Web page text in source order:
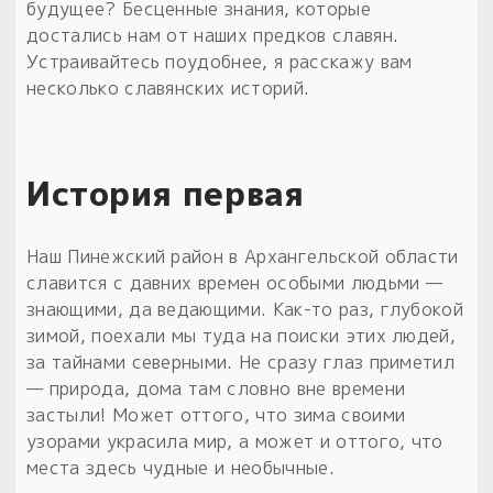
Обрядовые предметы
Расходные материалы
Об авторе и издательстве
Наборы для книг
Гадание он-лайн
Приложение для гадания
Предметы
Магические наборы
С чего начать?
Новые книги
в лавке!
«Резы Рода. Нежиты» и «Резы
Рода.Духи-Хозяева» с колодами
толковники со значениями, раскладами,
толкованиями колод
Узнать
будущее? Бесценные знания, которые
достались нам от наших предков славян.
Устраивайтесь поудобнее, я расскажу вам
несколько славянских историй.
История первая
Наш Пинежский район в Архангельской области
славится с давних времен особыми людьми —
знающими, да ведающими. Как-то раз, глубокой
зимой, поехали мы туда на поиски этих людей,
за тайнами северными. Не сразу глаз приметил
— природа, дома там словно вне времени
застыли! Может оттого, что зима своими
узорами украсила мир, а может и оттого, что
места здесь чудные и необычные.